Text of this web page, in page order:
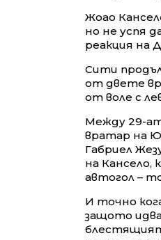
Жоао
но не успя
реакция на
Сити
от двете
от воле с
Между 29-
вратар на
Габриел
на
автогол –
И точно
защото
блестящият